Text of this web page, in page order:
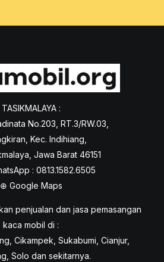
TASIKMALAYA :
No.203, RT.3/RW.03,
Kec. Indihiang,
Jawa Barat 46151
: 0813.1582.6505
⊕ Google Maps
penjualan dan jasa pemasangan
kaca mobil di :
Cikampek, Sukabumi, Cianjur,
Solo dan sekitarnya.